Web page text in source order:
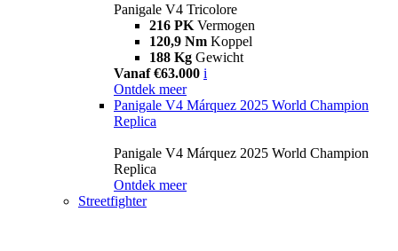
Panigale V4 Tricolore
216 PK Vermogen
120,9 Nm Koppel
188 Kg Gewicht
Vanaf €63.000 i
Ontdek meer
Panigale V4 Márquez 2025 World Champion
Replica
Panigale V4 Márquez 2025 World Champion
Replica
Ontdek meer
Streetfighter